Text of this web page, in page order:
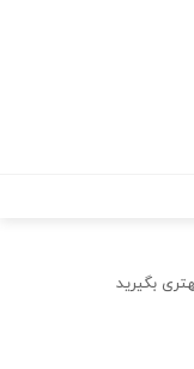
بگیرید